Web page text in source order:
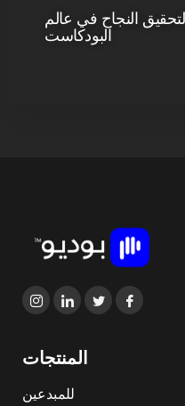
النجاح في عالم
البودكاست
المنتجات
للمبدعين